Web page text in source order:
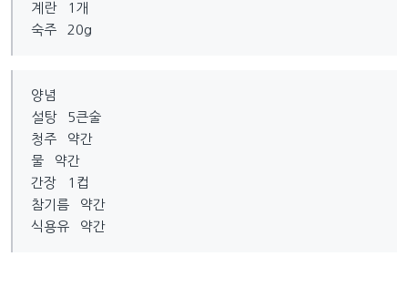
계란 1개
숙주 20g
양념
설탕 5큰술
청주 약간
물 약간
간장 1컵
참기름 약간
식용유 약간